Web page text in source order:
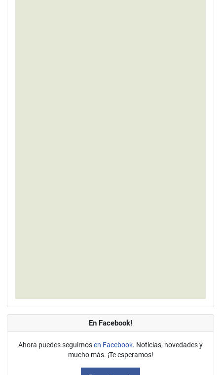
En Facebook!
Ahora puedes seguirnosen Facebook. Noticias, novedades y
mucho más. ¡Te esperamos!